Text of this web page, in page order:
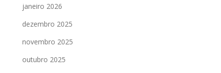
janeiro 2026
dezembro 2025
novembro 2025
outubro 2025